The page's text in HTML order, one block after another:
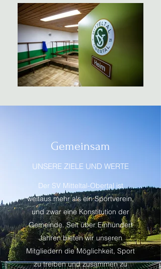
Gemeinsam
UNSERE ZIELE UND WERTE
Der SV Mitteltal-Obertal ist
weitaus mehr als ein Sportverein,
und zwar eine Konstitution der
Gemeinde. Seit über Einhundert
Jahren bieten wir unseren
Mitgliedern die Möglichkeit, Sport
zu treiben und zusammen zu